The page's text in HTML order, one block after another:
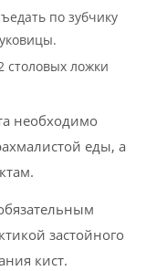
по зубчику
столовых ложки
необходимо
еды, а
застойного
кист.